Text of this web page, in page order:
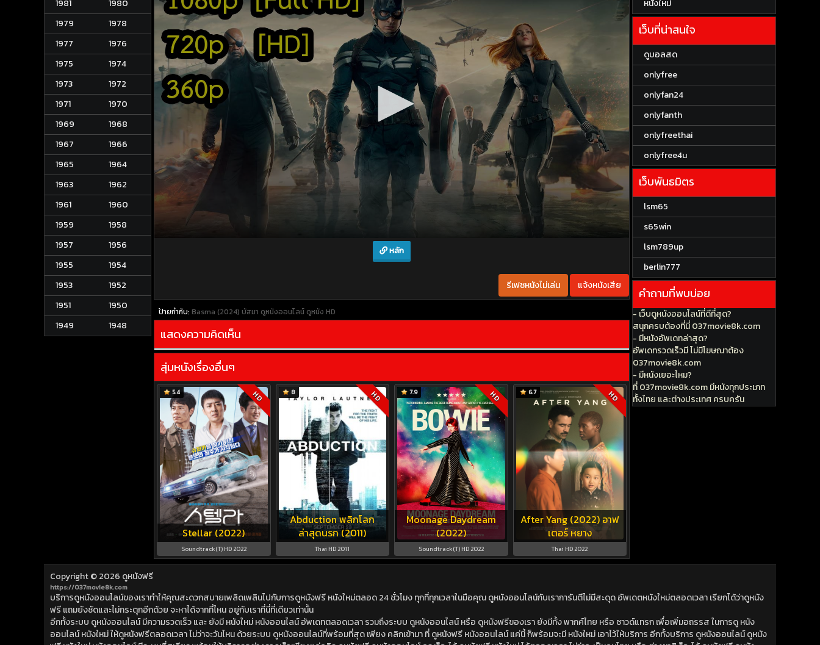
1981
1980
1979
1978
1977
1976
1975
1974
1973
1972
1971
1970
1969
1968
1967
1966
1965
1964
1963
1962
1961
1960
1959
1958
1957
1956
1955
1954
1953
1952
1951
1950
1949
1948
หลัก
รีเฟชหนังไม่เล่น แจ้งหนังเสีย
ป้ายกำกับ: Basma (2024) บัสมา ดูหนังออนไลน์ ดูหนัง HD
แสดงความคิดเห็น
สุ่มหนังเรื่องอื่นๆ
Stellar (2022)
5.4 HD
Soundtrack(T) HD 2022
Abduction พลิกโลก
ล่าสุดนรก (2011)
8 HD
Thai HD 2011
Moonage Daydream
(2022)
7.9 HD
Soundtrack(T) HD 2022
After Yang (2022) อาฟ
เตอร์ หยาง
6.7 HD
Thai HD 2022
หนังใหม่
เว็บที่น่าสนใจ
ดูบอลสด
onlyfree
onlyfan24
onlyfanth
onlyfreethai
onlyfree4u
เว็บพันธมิตร
lsm65
s65win
lsm789up
berlin777
คำถามที่พบบ่อย
- เว็บดูหนังออนไลน์ที่ดีที่สุด?
สนุกครบต้องที่นี่ 037movie8k.com
- มีหนังอัพเดทล่าสุด?
อัพเดทรวดเร็วมี ไม่มีโฆษณาต้อง
037movie8k.com
- มีหนังเยอะไหม?
ที่ 037movie8k.com มีหนังทุกประเภท
ทั้งไทย และต่างประเทศ ครบครัน
Copyright © 2026 ดูหนังฟรี
https://037movie8k.com
บริการดูหนังออนไลน์ของเราทำให้คุณสะดวกสบายเพลิดเพลินไปกับการดูหนังฟรี หนังใหม่ตลอด 24 ชั่วโมง ทุกที่ทุกเวลาในมือคุณ ดูหนังออนไลน์กับเราการันตีไม่มีสะดุด อัพเดตหนังใหม่ตลอดเวลา เรียกได้ว่าดูหนัง
ฟรี แถมยังชัดและไม่กระตุกอีกด้วย จะหาได้จากที่ไหน อยู่กับเราที่นี่ที่เดียวเท่านั้น
อีกทั้งระบบ ดูหนังออนไลน์ มีความรวดเร็ว และ ยังมี หนังใหม่ หนังออนไลน์ อัพเดทตลอดเวลา รวมถึงระบบ ดูหนังออนไลน์ หรือ ดูหนังฟรีของเรา ยังมีทั้ง พากค์ไทย หรือ ซาวด์แทรก เพื่อเพิ่มอถรรส ในการดู หนัง
ออนไลน์ หนังใหม่ ให้ดูหนังฟรีตลอดเวลา ไม่ว่าจะวันไหน ด้วยระบบ ดูหนังออนไลน์ที่พร้อมที่สุด เพียง คลิกเข้ามา ที่ ดูหนังฟรี หนังออนไลน์ แค่นี้ ก็พร้อมจะมี หนังใหม่ เอาไว้ให้บริการ อีกทั้งบริการ ดูหนังออนไลน์ ดูหนัง